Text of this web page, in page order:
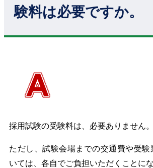
験料は必要ですか。
採用試験の受験料は、必要ありません。
ただし、試験会場までの交通費や受験
いては、各自でご負担いただくことにな